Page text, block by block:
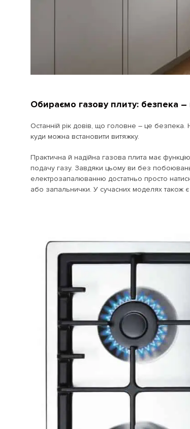
Обираємо газову плиту: безпека –
Останній рік довів, що головне – це безпека.
куди можна встановити витяжку.
Практична й надійна газова плита має
подачу газу. Завдяки цьому ви без
електрозапалюванню достатньо просто
або запальнички. У сучасних моделях також